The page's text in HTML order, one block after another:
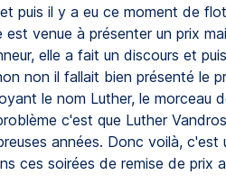
puis il y a eu ce moment de
est venue à présenter un prix
elle a fait un discours et
non il fallait bien présenté le
le nom Luther, le morceau
c'est que Luther
années. Donc voilà,
ces soirées de remise de prix